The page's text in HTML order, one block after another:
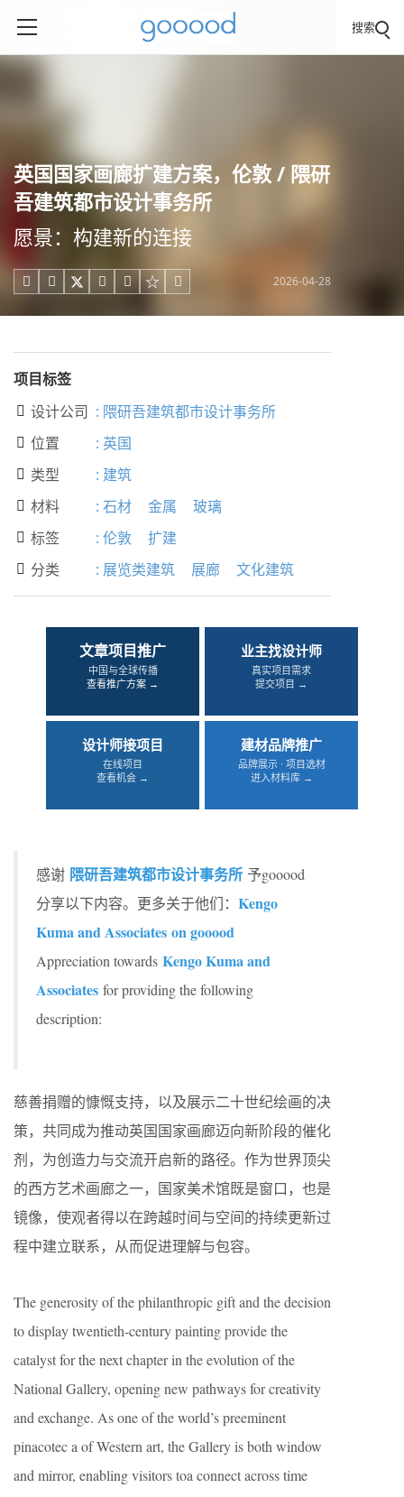
搜索
英国国家画廊扩建方案，伦敦 / 隈研
吾建筑都市设计事务所
愿景：构建新的连接
     2026-04-28
项目标签
 设计公司 : 隈研吾建筑都市设计事务所
 位置 : 英国
 类型 : 建筑
 材料 : 石材 金属 玻璃
 标签 : 伦敦 扩建
 分类 : 展览类建筑 展廊 文化建筑
文章项目推广
中国与全球传播
查看推广方案 →
业主找设计师
真实项目需求
提交项目 →
设计师接项目
在线项目
查看机会 →
建材品牌推广
品牌展示 · 项目选材
进入材料库 →
感谢 隈研吾建筑都市设计事务所 予gooood
分享以下内容。更多关于他们： Kengo
Kuma and Associates on gooood
Appreciation towards Kengo Kuma and
Associates for providing the following
description:
慈善捐赠的慷慨支持，以及展示二十世纪绘画的决
策，共同成为推动英国国家画廊迈向新阶段的催化
剂，为创造力与交流开启新的路径。作为世界顶尖
的西方艺术画廊之一，国家美术馆既是窗口，也是
镜像，使观者得以在跨越时间与空间的持续更新过
程中建立联系，从而促进理解与包容。
The generosity of the philanthropic gift and the decision
to display twentieth-century painting provide the
catalyst for the next chapter in the evolution of the
National Gallery, opening new pathways for creativity
and exchange. As one of the world’s preeminent
pinacotec a of Western art, the Gallery is both window
and mirror, enabling visitors toa connect across time